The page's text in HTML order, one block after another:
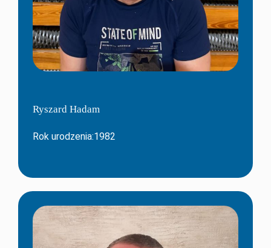
Ryszard Hadam
Rok urodzenia:1982